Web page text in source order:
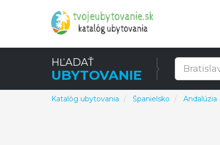
HĽADAŤ
UBYTOVANIE
Katalóg ubytovania Španielsko Andalúzia